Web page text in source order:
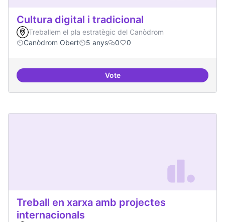
Cultura digital i tradicional
Treballem el pla estratègic del Canòdrom
Canòdrom Obert
5 anys 0 0
VoteCultura digital i tradicional
Treball en xarxa amb projectes
internacionals